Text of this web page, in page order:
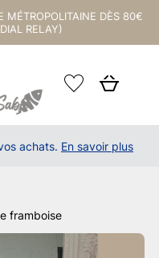
MÉTROPOLITAINE DÈS 80€
RELAY)
achats. En savoir plus
framboise